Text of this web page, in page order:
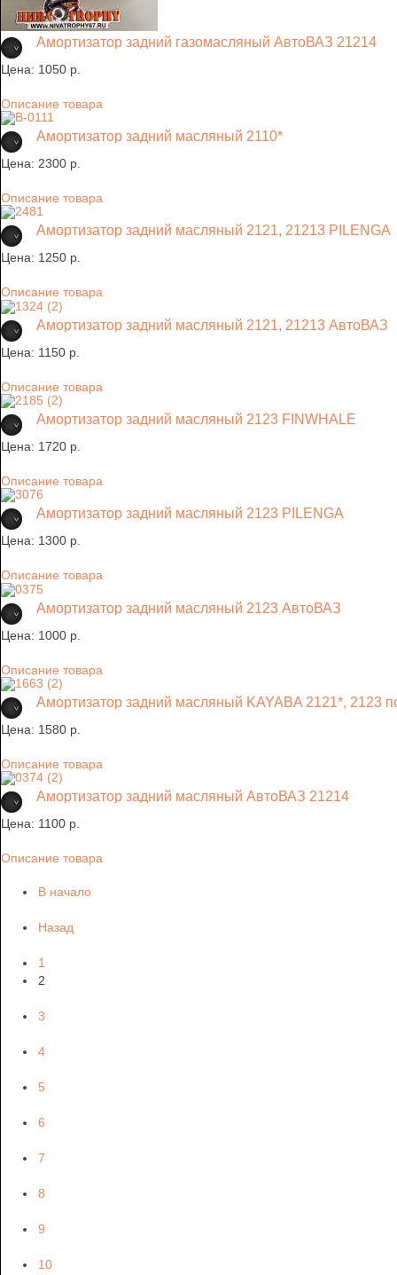
Амортизатор задний газомасляный АвтоВАЗ 21214
Цена: 1050 p.
Описание товара
Амортизатор задний масляный 2110*
Цена: 2300 p.
Описание товара
Амортизатор задний масляный 2121, 21213 PILENGA
Цена: 1250 p.
Описание товара
Амортизатор задний масляный 2121, 21213 АвтоВАЗ
Цена: 1150 p.
Описание товара
Амортизатор задний масляный 2123 FINWHALE
Цена: 1720 p.
Описание товара
Амортизатор задний масляный 2123 PILENGA
Цена: 1300 p.
Описание товара
Амортизатор задний масляный 2123 АвтоВАЗ
Цена: 1000 p.
Описание товара
Амортизатор задний масляный KAYABA 2121*, 2123
Цена: 1580 p.
Описание товара
Амортизатор задний масляный АвтоВАЗ 21214
Цена: 1100 p.
Описание товара
В начало
Назад
1
2
3
4
5
6
7
8
9
10